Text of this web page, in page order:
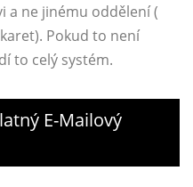
a ne jinému oddělení (
Pokud to není
to celý systém.
E-Mailový